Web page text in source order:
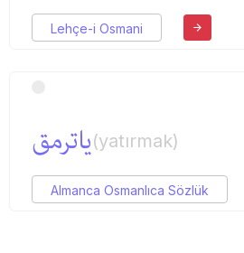
Lehçe-i Osmani
یاترمق(yatırmak)
Almanca Osmanlıca Sözlük